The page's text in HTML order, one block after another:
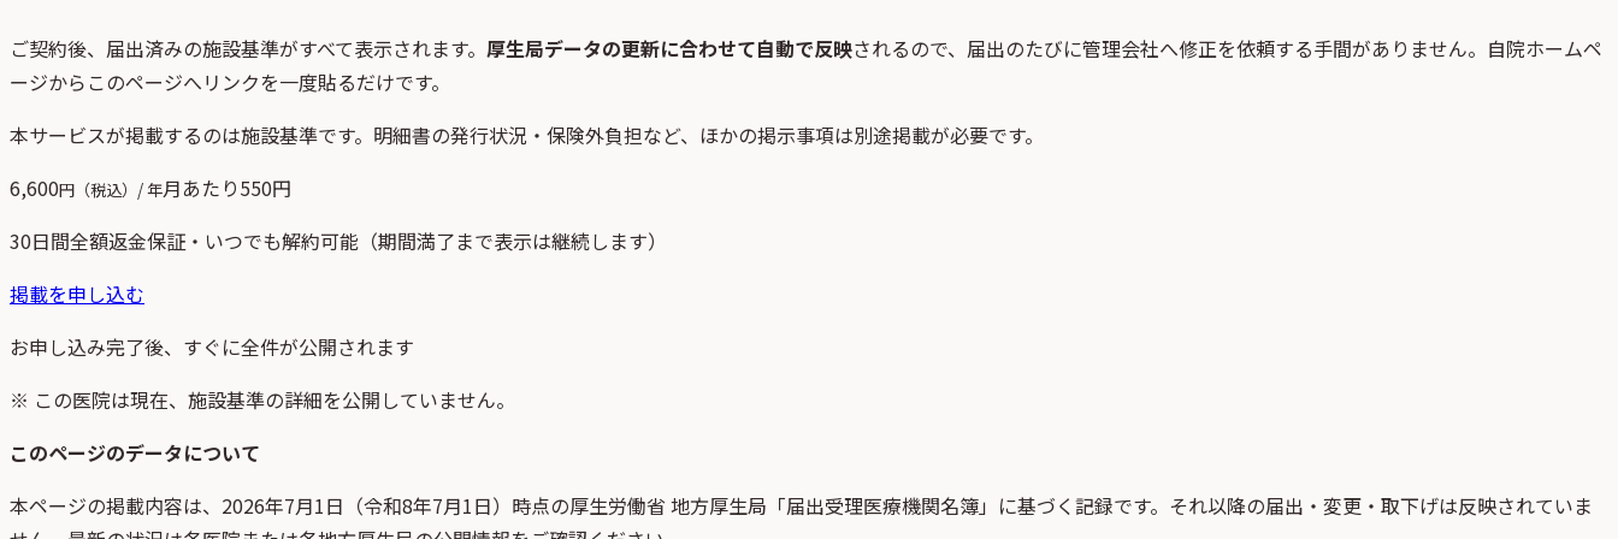
ご契約後、 届出済みの施設基準がすべて表示されます。 厚生局データの更新に合わせて自動で反映されるので、届出のたびに管理会社へ修正を依頼する手間がありません。自院ホームペ
ージからこのページへリンクを一度貼るだけです。
本サービスが掲載するのは施設基準です。明細書の発行状況・保険外負担など、ほかの掲示事項は別途掲載が必要です。
6,600円（税込）/ 年月あたり550円
30日間全額返金保証・いつでも解約可能（期間満了まで表示は継続します）
掲載を申し込む
お申し込み完了後、すぐに全件が公開されます
※ この医院は現在、施設基準の詳細を公開していません。
このページのデータについて
本ページの掲載内容は、 2026年7月1日 （令和8年7月1日）時点の厚生労働省 地方厚生局「届出受理医療機関名簿」 に基づく記録です。それ以降の届出・変更・取下げは反映されていま